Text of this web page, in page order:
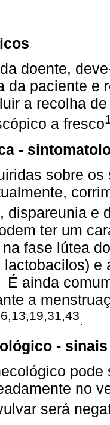
doente,
da paciente e
a recolha
a fresco
-
sobre
dispareunia e
ter um
fase lútea
lactobacilos)
É ainda
a
6,13,19,31,43.
- sinais
no
será